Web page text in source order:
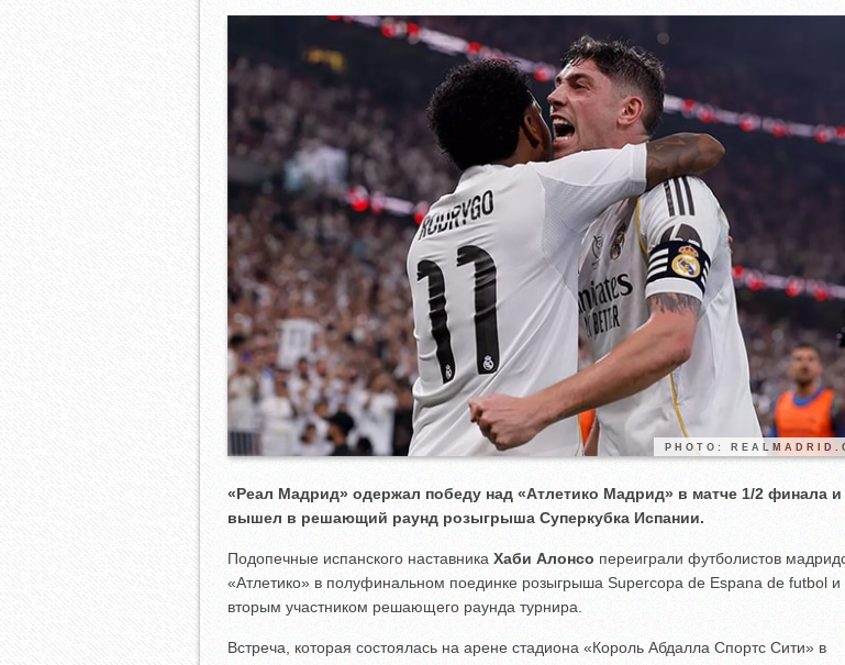
PHOTO:
«Реал Мадрид» одержал победу над «Атлетико Мадрид» в матче 1/2 финала и
вышел в решающий раунд розыгрыша Суперкубка Испании.
Подопечные испанского наставника Хаби Алонсо переиграли футболистов
«Атлетико» в полуфинальном поединке розыгрыша Supercopa de Espana de futbol и
вторым участником решающего раунда турнира.
Встреча, которая состоялась на арене стадиона «Король Абдалла Спортс Сити» в